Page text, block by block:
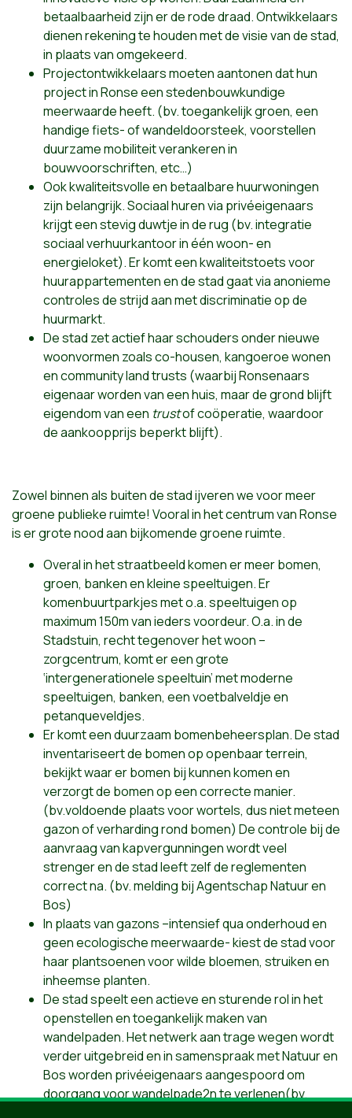
betaalbaarheid zijn er de rode draad. Ontwikkelaars
dienen rekening te houden met de visie van de stad,
in plaats van omgekeerd.
Projectontwikkelaars moeten aantonen dat hun
project in Ronse een stedenbouwkundige
meerwaarde heeft. (bv. toegankelijk groen, een
handige fiets- of wandeldoorsteek, voorstellen
duurzame mobiliteit verankeren in
bouwvoorschriften, etc…)
Ook kwaliteitsvolle en betaalbare huurwoningen
zijn belangrijk. Sociaal huren via privéeigenaars
krijgt een stevig duwtje in de rug (bv. integratie
sociaal verhuurkantoor in één woon- en
energieloket). Er komt een kwaliteitstoets voor
huurappartementen en de stad gaat via anonieme
controles de strijd aan met discriminatie op de
huurmarkt.
De stad zet actief haar schouders onder nieuwe
woonvormen zoals co-housen, kangoeroe wonen
en community land trusts (waarbij Ronsenaars
eigenaar worden van een huis, maar de grond blijft
eigendom van een trustof coöperatie, waardoor
de aankoopprijs beperkt blijft).
Zowel binnen als buiten de stad ijveren we voor meer
groene publieke ruimte! Vooral in het centrum van Ronse
is er grote nood aan bijkomende groene ruimte.
Overal in het straatbeeld komen er meer bomen,
groen, banken en kleine speeltuigen. Er
komenbuurtparkjes met o.a. speeltuigen op
maximum 150m van ieders voordeur. O.a. in de
Stadstuin, recht tegenover het woon –
zorgcentrum, komt er een grote
‘intergenerationele speeltuin’ met moderne
speeltuigen, banken, een voetbalveldje en
petanqueveldjes.
Er komt een duurzaam bomenbeheersplan. De stad
inventariseert de bomen op openbaar terrein,
bekijkt waar er bomen bij kunnen komen en
verzorgt de bomen op een correcte manier.
(bv.voldoende plaats voor wortels, dus niet meteen
gazon of verharding rond bomen) De controle bij de
aanvraag van kapvergunningen wordt veel
strenger en de stad leeft zelf de reglementen
correct na. (bv. melding bij Agentschap Natuur en
Bos)
In plaats van gazons –intensief qua onderhoud en
geen ecologische meerwaarde- kiest de stad voor
haar plantsoenen voor wilde bloemen, struiken en
inheemse planten.
De stad speelt een actieve en sturende rol in het
openstellen en toegankelijk maken van
wandelpaden. Het netwerk aan trage wegen wordt
verder uitgebreid en in samenspraak met Natuur en
Bos worden privéeigenaars aangespoord om
doorgang voor wandelpade2n te verlenen(bv.